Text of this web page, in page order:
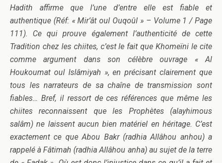
Hadith affirme que l’une d’entre elle est fiable et
authentique (Réf: « Mir’ât oul Ouqoûl » – Volume 1 / Page
111). Ce qui prouve également l’authenticité de cette
Tradition chez les chiites, c’est le fait que Khomeïni le cite
comme argument dans son célèbre ouvrage « Al
Houkoumat oul Islâmiyah », en précisant clairement que
tous les narrateurs de sa chaîne de transmission sont
fiables… Bref, il ressort de ces références que même les
chiites reconnaissent que les Prophètes (alayhimous
salâm) ne laissent aucun bien matériel en héritage. C’est
exactement ce que Abou Bakr (radhia Allâhou anhou) a
rappelé à Fâtimah (radhia Allâhou anha) au sujet de la terre